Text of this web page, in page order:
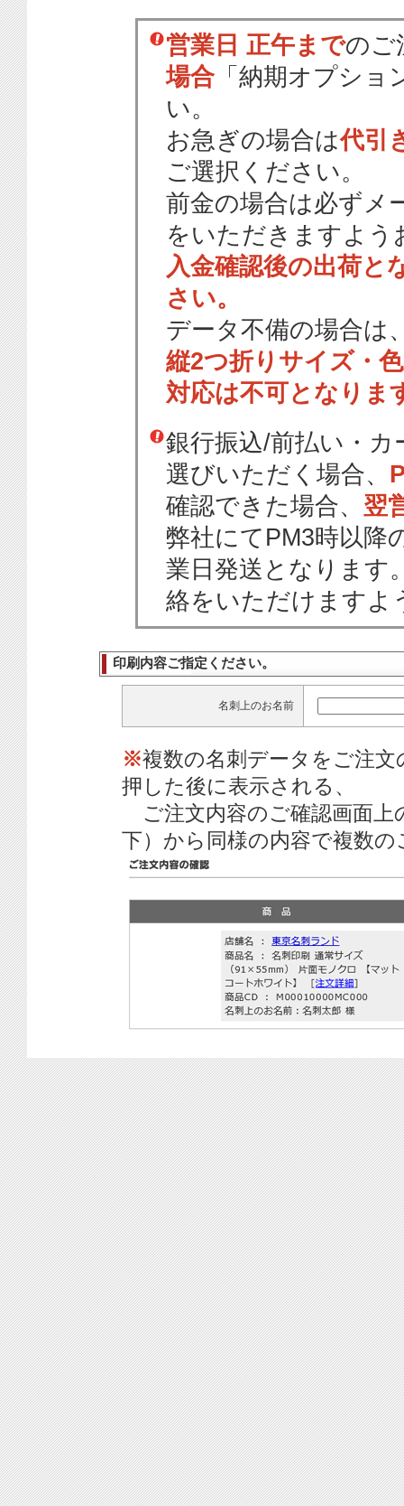
営業日 正午までのご
場合 「納期オプショ
い。
お急ぎの場合は代引
ご選択ください。
前金の場合は必ずメ
をいただきますよう
入金確認後の出荷と
さい。
データ不備の場合は
縦2つ折りサイズ・
対応は不可となりま
銀行振込/前払い・
選びいただく場合、
確認できた場合、 翌
弊社にてPM3時以降
業日発送となります
絡をいただけますよ
印刷内容ご指定ください。
名刺上のお名前
※複数の名刺データをご注
押した後に表示される、
ご注文内容のご確認画面上
下）から同様の内容で複数